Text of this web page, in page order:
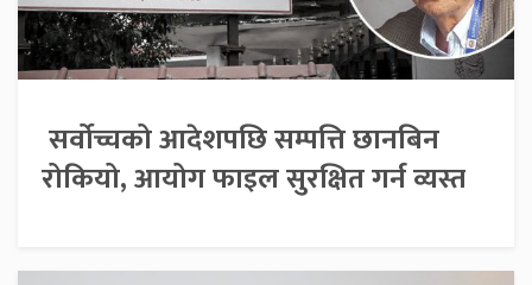
सर्वोच्चको आदेशपछि सम्पत्ति छानबिन
रोकियो, आयोग फाइल सुरक्षित गर्न व्यस्त